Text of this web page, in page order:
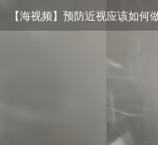
【海视频】预防近视应该如